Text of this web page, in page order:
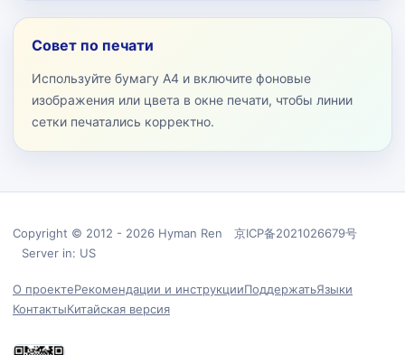
Совет по печати
Используйте бумагу A4 и включите фоновые
изображения или цвета в окне печати, чтобы линии
сетки печатались корректно.
Copyright © 2012 - 2026 Hyman Ren 京ICP备2021026679号
Server in: US
О проектеРекомендации и инструкцииПоддержатьЯзыки
КонтактыКитайская версия